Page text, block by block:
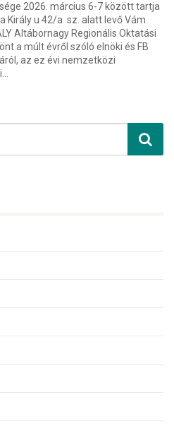
2026. március 6-7 között tartja
Király u 42/a sz. alatt levő Vám
Altábornagy Regionális Oktatási
a múlt évről szóló elnöki és FB
az ez évi nemzetközi